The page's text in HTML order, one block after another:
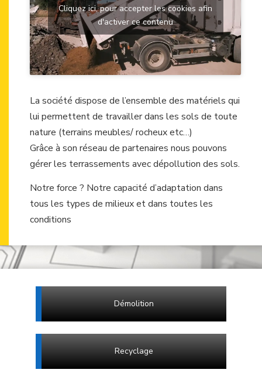
Cliquez ici, pour accepter les cookies afin
d'activer ce contenu
La société dispose de l’ensemble des matériels qui
lui permettent de travailler dans les sols de toute
nature (terrains meubles/ rocheux etc…)
Grâce à son réseau de partenaires nous pouvons
gérer les terrassements avec dépollution des sols.
Notre force ? Notre capacité d’adaptation dans
tous les types de milieux et dans toutes les
conditions
Démolition
Recyclage